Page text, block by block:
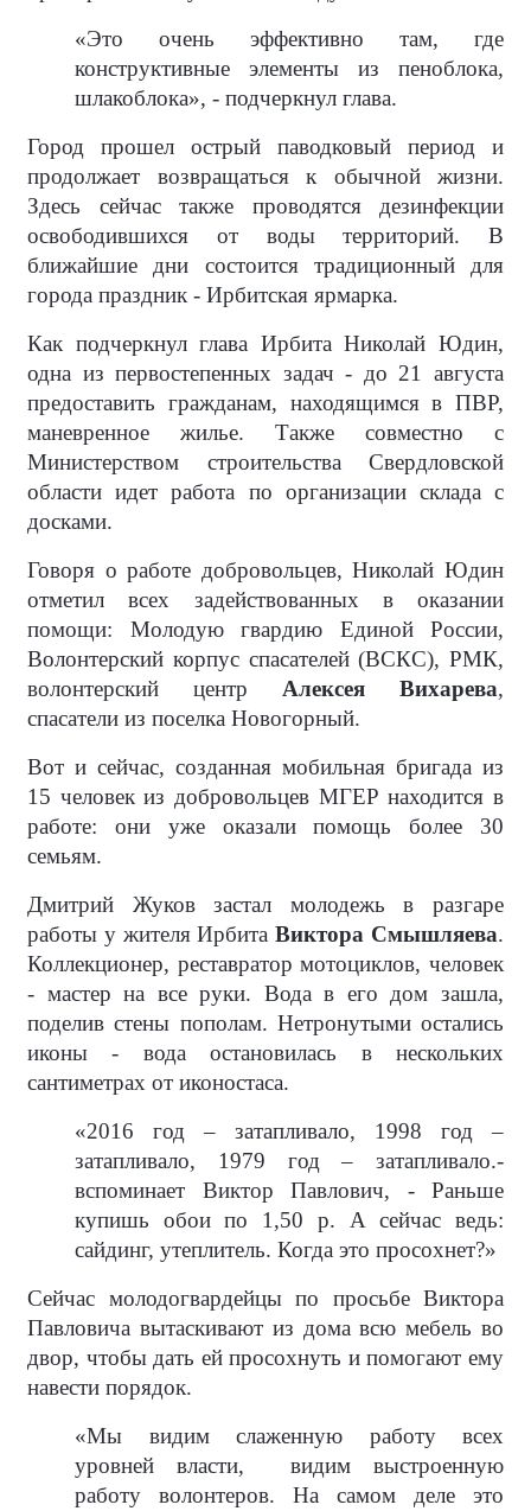
«Это очень эффективно там, где
конструктивные элементы из пеноблока,
шлакоблока», - подчеркнул глава.
Город прошел острый паводковый период и
продолжает возвращаться к обычной жизни.
Здесь сейчас также проводятся дезинфекции
освободившихся от воды территорий. В
ближайшие дни состоится традиционный для
города праздник - Ирбитская ярмарка.
Как подчеркнул глава Ирбита Николай Юдин,
одна из первостепенных задач - до 21 августа
предоставить гражданам, находящимся в ПВР,
маневренное жилье. Также совместно с
Министерством строительства Свердловской
области идет работа по организации склада с
досками.
Говоря о работе добровольцев, Николай Юдин
отметил всех задействованных в оказании
помощи: Молодую гвардию Единой России,
Волонтерский корпус спасателей (ВСКС), РМК,
волонтерский центр Алексея Вихарева,
спасатели из поселка Новогорный.
Вот и сейчас, созданная мобильная бригада из
15 человек из добровольцев МГЕР находится в
работе: они уже оказали помощь более 30
семьям.
Дмитрий Жуков застал молодежь в разгаре
работы у жителя ИрбитаВиктора Смышляева.
Коллекционер, реставратор мотоциклов, человек
- мастер на все руки. Вода в его дом зашла,
поделив стены пополам. Нетронутыми остались
иконы - вода остановилась в нескольких
сантиметрах от иконостаса.
«2016 год – затапливало, 1998 год –
затапливало, 1979 год – затапливало.-
вспоминает Виктор Павлович, - Раньше
купишь обои по 1,50 р. А сейчас ведь:
сайдинг, утеплитель. Когда это просохнет?»
Сейчас молодогвардейцы по просьбе Виктора
Павловича вытаскивают из дома всю мебель во
двор, чтобы дать ей просохнуть и помогают ему
навести порядок.
«Мы видим слаженную работу всех
уровней власти,
видим выстроенную
работу волонтеров. На самом деле это